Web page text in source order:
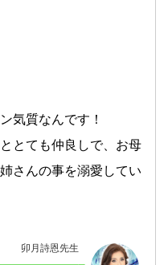
気質なんです！
とても仲良しで、お母
さんの事を溺愛してい
卯月詩恩先生